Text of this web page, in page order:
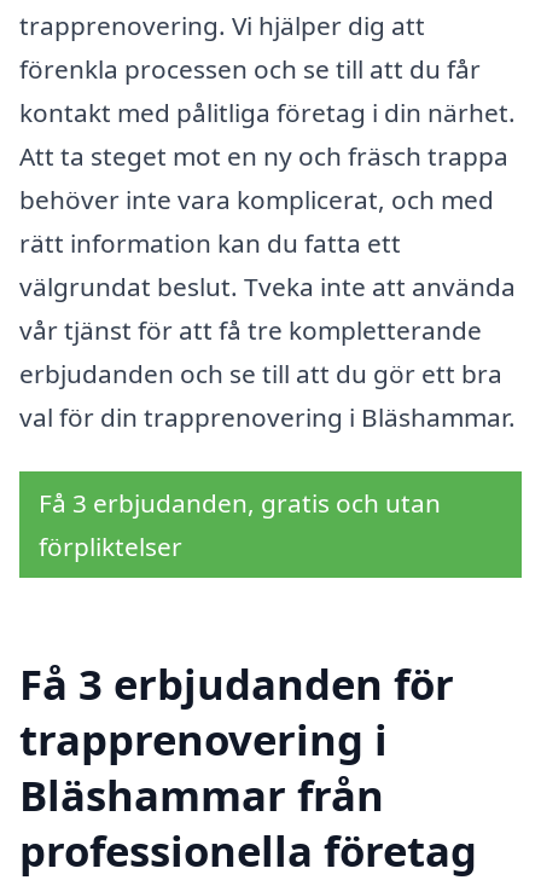
trapprenovering. Vi hjälper dig att
förenkla processen och se till att du får
kontakt med pålitliga företag i din närhet.
Att ta steget mot en ny och fräsch trappa
behöver inte vara komplicerat, och med
rätt information kan du fatta ett
välgrundat beslut. Tveka inte att använda
vår tjänst för att få tre kompletterande
erbjudanden och se till att du gör ett bra
val för din trapprenovering i Bläshammar.
Få 3 erbjudanden, gratis och utan
förpliktelser
Få 3 erbjudanden för
trapprenovering i
Bläshammar från
professionella företag